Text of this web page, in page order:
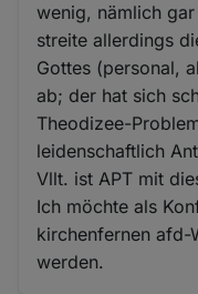
wenig, nämlich
streite allerdings
Gottes (personal,
ab; der hat sich
Theodizee-
leidenschaftlich
Vllt. ist APT mit
Ich möchte als
kirchenfernen afd-
werden.